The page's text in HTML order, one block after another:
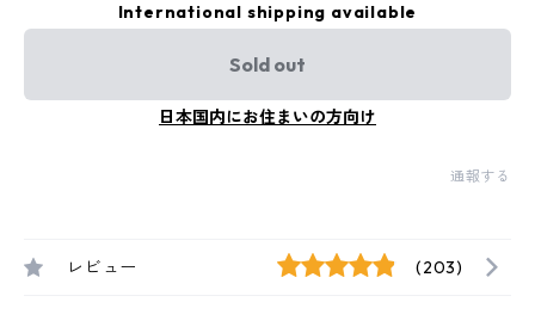
International shipping available
Sold out
日本国内にお住まいの方向け
通報する
レビュー (203)